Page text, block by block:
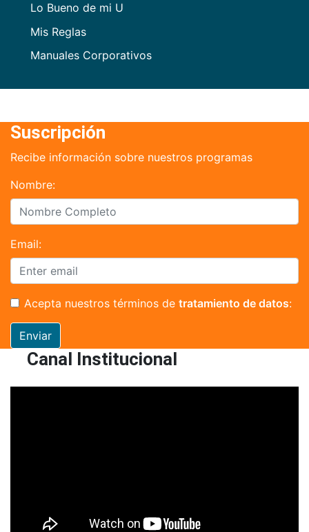
Lo Bueno de mi U
Mis Reglas
Manuales Corporativos
Suscripción
Recibe información sobre nuestros programas
Nombre:
Email:
Acepta nuestros términos de tratamiento de datos:
Enviar
Canal Institucional